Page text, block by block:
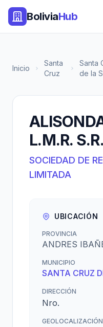
BoliviaHub
Inicio
Santa
Cruz
Santa
de la
L.M.R.
SOCIEDAD DE
LIMITADA
UBICACIÓN
PROVINCIA
ANDRES
MUNICIPIO
SANTA CRUZ
DIRECCIÓN
Nro.
GEOLOCALIZACIÓN